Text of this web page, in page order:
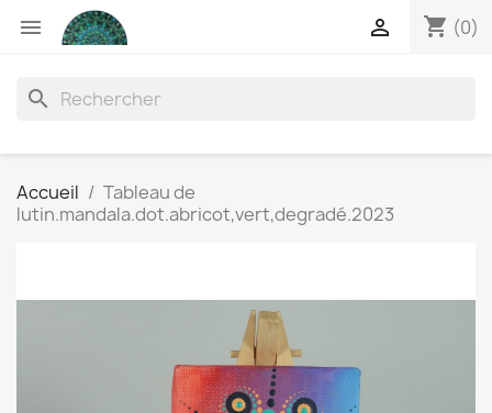
 shopping_cart (0)

search
Accueil
Tableau de
lutin.mandala.dot.abricot,vert,degradé.2023